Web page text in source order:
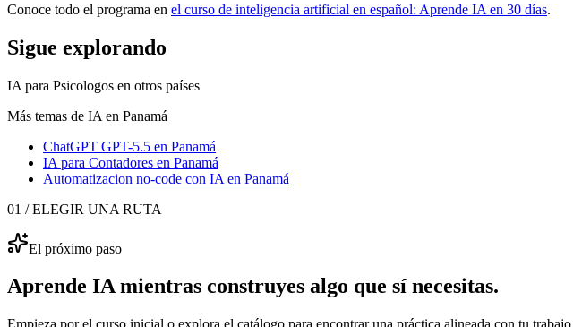
Conoce todo el programa en el curso de inteligencia artificial en español: Aprende IA en 30 días.
Sigue explorando
IA para Psicologos en otros países
Más temas de IA en Panamá
ChatGPT GPT-5.5 en Panamá
IA para Contadores en Panamá
Automatizacion no-code con IA en Panamá
01 / ELEGIR UNA RUTA
El próximo paso
Aprende IA mientras construyes algo que sí necesitas.